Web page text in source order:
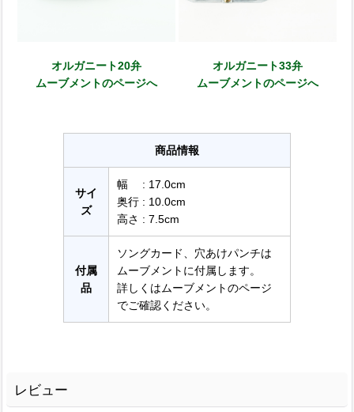
オルガニート20弁
ムーブメントのページへ
オルガニート33弁
ムーブメントのページへ
商品情報
サイ
ズ
幅 : 17.0cm
奥行 : 10.0cm
高さ : 7.5cm
付属
品
ソングカード、穴あけパンチは
ムーブメントに付属します。
詳しくはムーブメントのページ
でご確認ください。
レビュー